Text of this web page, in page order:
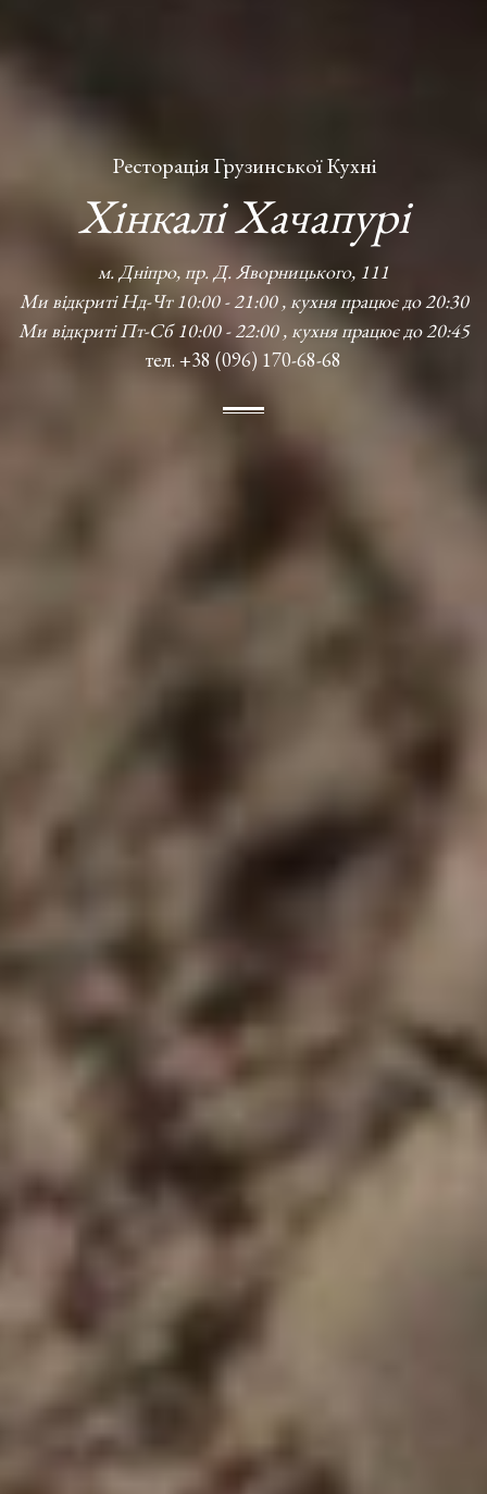
Ресторація Грузинської Кухні
Хінкалі Хачапурі
м. Дніпро, пр. Д. Яворницького, 111
Ми відкриті Нд-Чт 10:00 - 21:00 , кухня працює до 20:30
Ми відкриті Пт-Сб 10:00 - 22:00 , кухня працює до 20:45
тел. +38 (096) 170-68-68